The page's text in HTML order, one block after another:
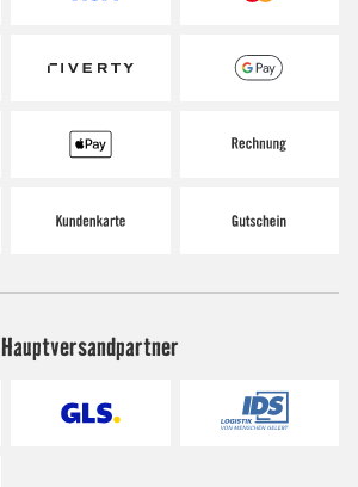
Hauptversandpartner